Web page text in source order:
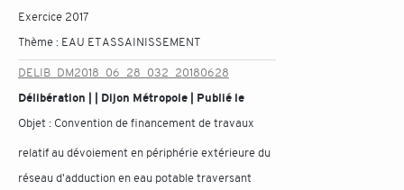
Exercice 2017
Thème : EAU ET ASSAINISSEMENT
DELIB_DM2018_06_28_032_20180628
Délibération | | Dijon Métropole | Publié le
Objet : Convention de financement de travaux
relatif au dévoiement en périphérie extérieure du
réseau d'adduction en eau potable traversant